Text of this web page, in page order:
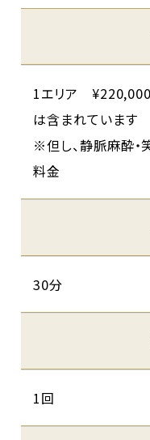
1エリア
は含まれています
※但し、静脈⿇酔
料金
30分
1回